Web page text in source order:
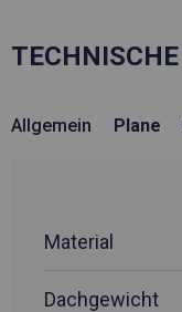
Allgemein Plane
Material
Dachgewicht